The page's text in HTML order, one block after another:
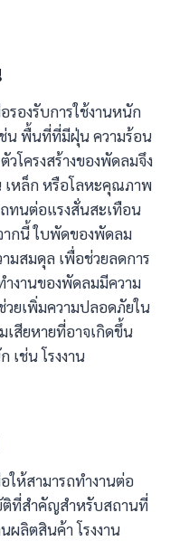
องรับการใช้งานหนัก
น พื้นที่ที่มีฝุ่น ความร้อน
วโครงสร้างของพัดลมจึง
เหล็ก หรือโลหะคุณภาพ
ทนต่อแรงสั่นสะเทือน
ากนี้ ใบพัดของพัดลม
มสมดุล เพื่อช่วยลดการ
งานของพัดลมมีความ
วยเพิ่มความปลอดภัยใน
เสียหายที่อาจเกิดขึ้น
เช่น โรงงาน
ห้สามารถทำงานต่อ
ติที่สำคัญสำหรับสถานที่
ผลิตสินค้า โรงงาน